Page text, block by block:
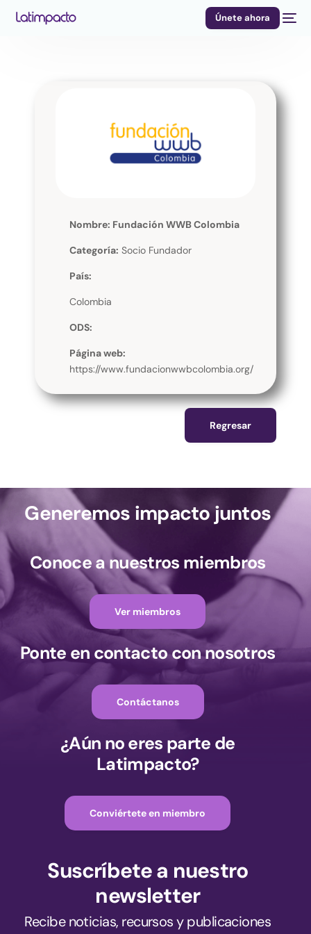
Únete ahora
Nombre: Fundación WWB Colombia
Categoría: Socio Fundador
País:
Colombia
ODS:
Página web:
https://www.fundacionwwbcolombia.org/
Regresar
Generemos impacto juntos
Conoce a nuestros miembros
Ver miembros
Ponte en contacto con nosotros
Contáctanos
¿Aún no eres parte de
Latimpacto?
Conviértete en miembro
Suscríbete a nuestro
newsletter
Recibe noticias, recursos y publicaciones